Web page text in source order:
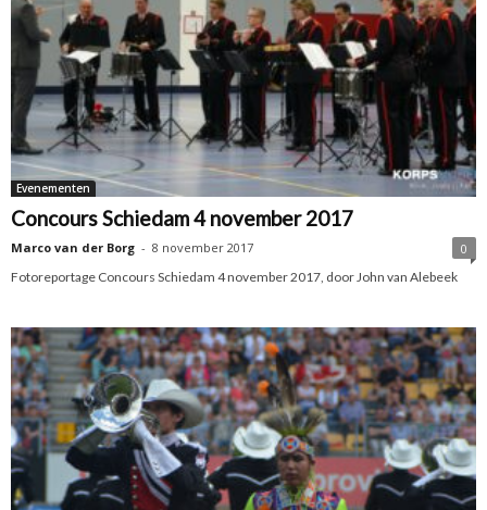
Evenementen
Concours Schiedam 4 november 2017
Marco van der Borg - 8 november 2017
0
Fotoreportage Concours Schiedam 4 november 2017, door John van Alebeek